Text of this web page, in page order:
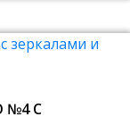
№4 С